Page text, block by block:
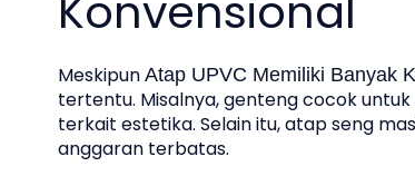
Meskipun Atap UPVC Memiliki Banyak
tertentu. Misalnya, genteng cocok
terkait estetika. Selain itu, atap seng
anggaran terbatas.